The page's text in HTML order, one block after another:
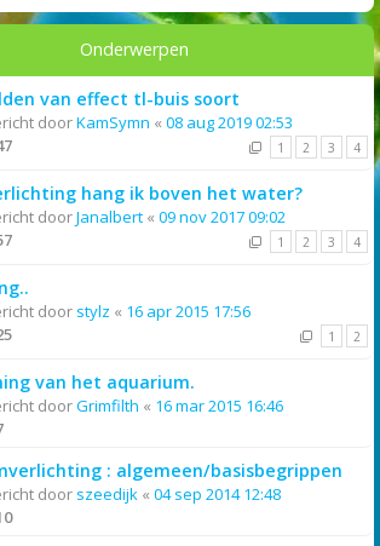
Onderwerpen
van effect tl-buis soort
doorKamSymn « 08 aug 2019 02:53
1 2 3 4
hang ik boven het water?
doorJanalbert « 09 nov 2017 09:02
1 2 3 4
door stylz « 16 apr 2015 17:56
1 2
van het aquarium.
doorGrimfilth « 16 mar 2015 16:46
: algemeen/basisbegrippen
door szeedijk « 04 sep 2014 12:48